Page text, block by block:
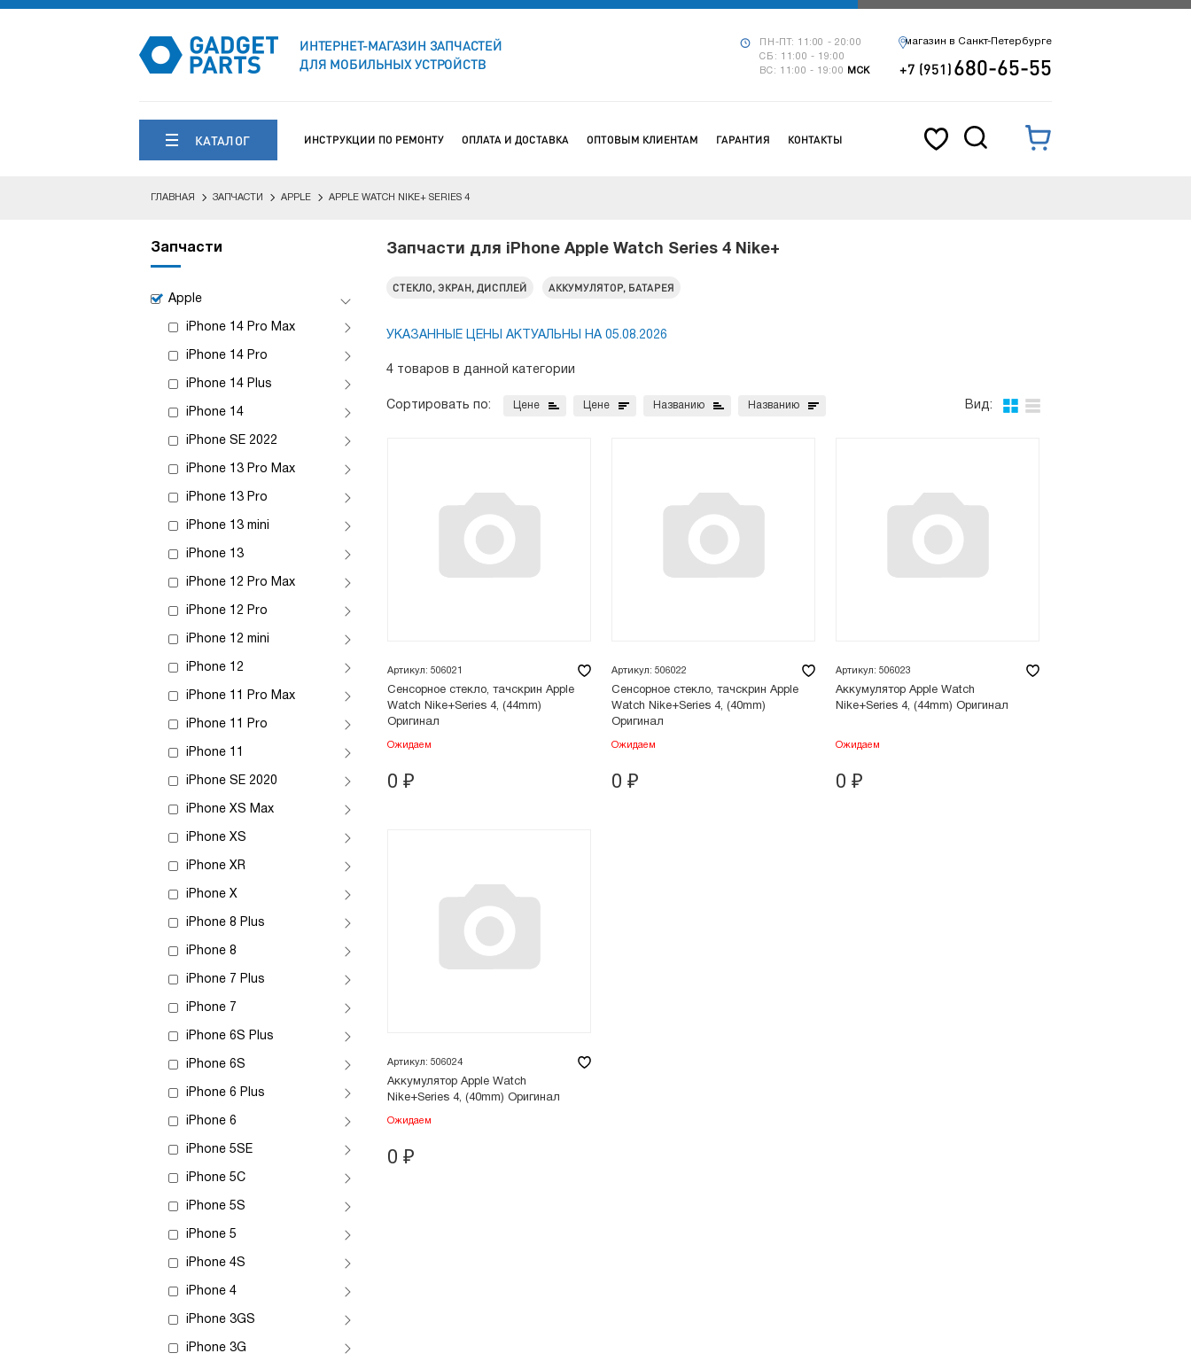
ИНТЕРНЕТ-МАГАЗИН ЗАПЧАСТЕЙ
ДЛЯ МОБИЛЬНЫХ УСТРОЙСТВ
ПН-ПТ: 11:00 - 20:00
СБ: 11:00 - 19:00
ВС: 11:00 - 19:00
МСК
магазин в Санкт-Петербурге
+7 (951)680-65-55
КАТАЛОГ ИНСТРУКЦИИ ПО РЕМОНТУ ОПЛАТА И ДОСТАВКА ОПТОВЫМ КЛИЕНТАМ ГАРАНТИЯ КОНТАКТЫ
ГЛАВНАЯ ЗАПЧАСТИ APPLE APPLE WATCH NIKE+ SERIES 4
Запчасти
Apple
iPhone 14 Pro Max
iPhone 14 Pro
iPhone 14 Plus
iPhone 14
iPhone SE 2022
iPhone 13 Pro Max
iPhone 13 Pro
iPhone 13 mini
iPhone 13
iPhone 12 Pro Max
iPhone 12 Pro
iPhone 12 mini
iPhone 12
iPhone 11 Pro Max
iPhone 11 Pro
iPhone 11
iPhone SE 2020
iPhone XS Max
iPhone XS
iPhone XR
iPhone X
iPhone 8 Plus
iPhone 8
iPhone 7 Plus
iPhone 7
iPhone 6S Plus
iPhone 6S
iPhone 6 Plus
iPhone 6
iPhone 5SE
iPhone 5C
iPhone 5S
iPhone 5
iPhone 4S
iPhone 4
iPhone 3GS
iPhone 3G
Запчасти для iPhone Apple Watch Series 4 Nike+
СТЕКЛО, ЭКРАН, ДИСПЛЕЙ АККУМУЛЯТОР, БАТАРЕЯ
УКАЗАННЫЕ ЦЕНЫ АКТУАЛЬНЫ НА 05.08.2026
4 товаров в данной категории
Вид:
Сортировать по: Цене Цене Названию Названию
Артикул: 506021
Сенсорное стекло, тачскрин Apple
Watch Nike+Series 4, (44mm)
Оригинал
Ожидаем
0 ₽
Артикул: 506022
Сенсорное стекло, тачскрин Apple
Watch Nike+Series 4, (40mm)
Оригинал
Ожидаем
0 ₽
Артикул: 506023
Аккумулятор Apple Watch
Nike+Series 4, (44mm) Оригинал
Ожидаем
0 ₽
Артикул: 506024
Аккумулятор Apple Watch
Nike+Series 4, (40mm) Оригинал
Ожидаем
0 ₽